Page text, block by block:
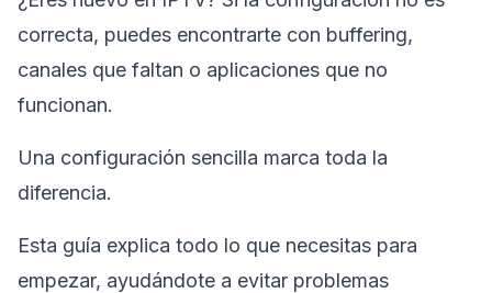
correcta, puedes encontrarte con buffering,
canales que faltan o aplicaciones que no
funcionan.
Una configuración sencilla marca toda la
diferencia.
Esta guía explica todo lo que necesitas para
empezar, ayudándote a evitar problemas